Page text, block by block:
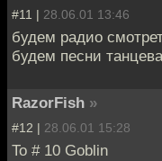
#11 | 28.06.01 13:46
будем радио
будем песни
RazorFish »
#12 | 28.06.01 15:28
To # 10 Goblin